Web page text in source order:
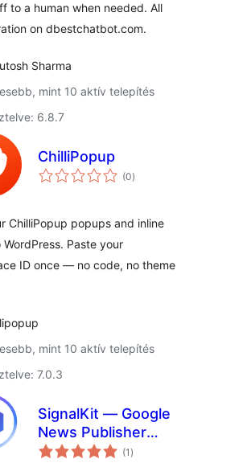
to a human when needed. All
on dbestchatbot.com.
Sharma
mint 10 aktív telepítés
6.8.7
ChilliPopup
(0értékelés
összesen
)
ChilliPopup popups and inline
Paste your
ID once — no code, no theme
mint 10 aktív telepítés
7.0.3
SignalKit — Google
News Publisher
Banners, Lead
(1 értékelés
összesen
)